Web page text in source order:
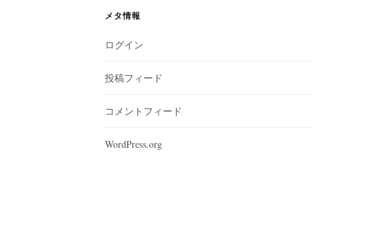
メタ情報
ログイン
投稿フィード
コメントフィード
WordPress.org